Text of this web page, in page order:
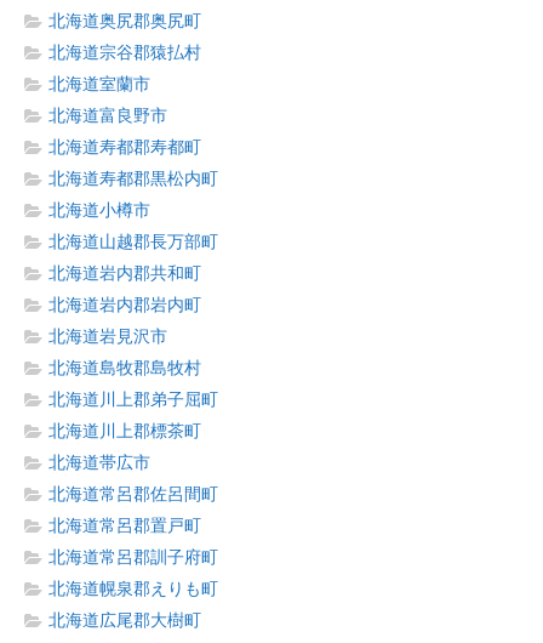
北海道奥尻郡奥尻町
北海道宗谷郡猿払村
北海道室蘭市
北海道富良野市
北海道寿都郡寿都町
北海道寿都郡黒松内町
北海道小樽市
北海道山越郡長万部町
北海道岩内郡共和町
北海道岩内郡岩内町
北海道岩見沢市
北海道島牧郡島牧村
北海道川上郡弟子屈町
北海道川上郡標茶町
北海道帯広市
北海道常呂郡佐呂間町
北海道常呂郡置戸町
北海道常呂郡訓子府町
北海道幌泉郡えりも町
北海道広尾郡大樹町